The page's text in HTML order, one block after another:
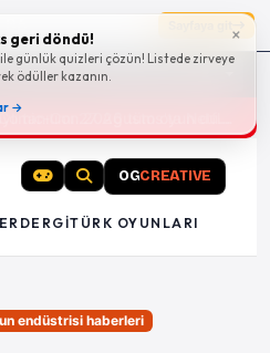
×
geri döndü!
günlük quizleri çözün! Listede zirveye
ödüller kazanın.
→
Türk oyunları (PC ve konsollar) -
OGCREATIVE
DERGITÜRK OYUNLARI
endüstrisi haberleri